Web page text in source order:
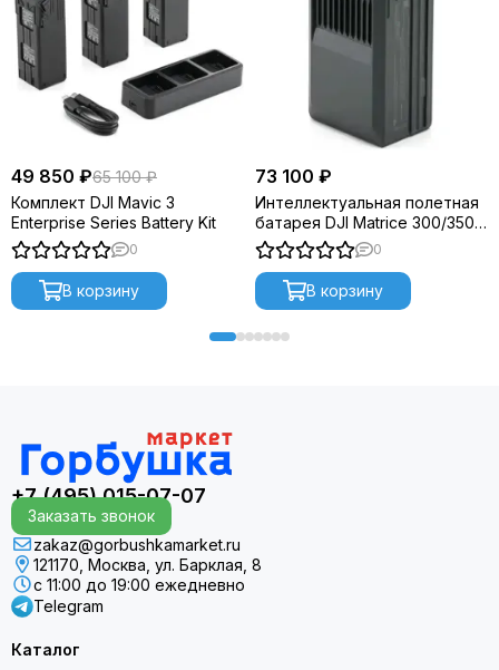
49 850 ₽65 100 ₽
Комплект DJI Mavic 3
Enterprise Series Battery Kit
0
В корзину
73 100 ₽
Интеллектуальная полетная
батарея DJI Matrice 300/350
TB65
0
В корзину
+7 (495) 015-07-07
Заказать звонок
zakaz@gorbushkamarket.ru
121170, Москва, ул. Барклая, 8
с 11:00 до 19:00 ежедневно
Telegram
Каталог